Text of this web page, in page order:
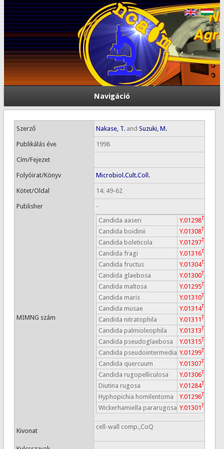
Navigáció
Szerző Nakase, T.and Suzuki, M.
Publikálás éve 1998
Cím/Fejezet
Folyóirat/Könyv Microbiol.Cult.Coll.
Kötet/Oldal 14: 49-62
Publisher -
MIMNG szám
Candida aaseri Y.01298T
Candida boidinii Y.01308T
Candida boleticola Y.01297T
Candida fragi Y.01316T
Candida fructus Y.01304T
Candida glaebosa Y.01300T
Candida maltosa Y.01295T
Candida maris Y.01310T
Candida musae Y.01314T
Candida nitratophila Y.01311T
Candida palmioleophila Y.01313T
Candida pseudoglaebosa Y.01315T
Candida pseudointermedia Y.01299T
Candida quercuum Y.01307T
Candida rugopelliculosa Y.01306T
Diutina rugosa Y.01284T
Hyphopichia homilentoma Y.01296T
Wickerhamiella pararugosa Y.01301T
Kivonat
cell-wall comp.,CoQ